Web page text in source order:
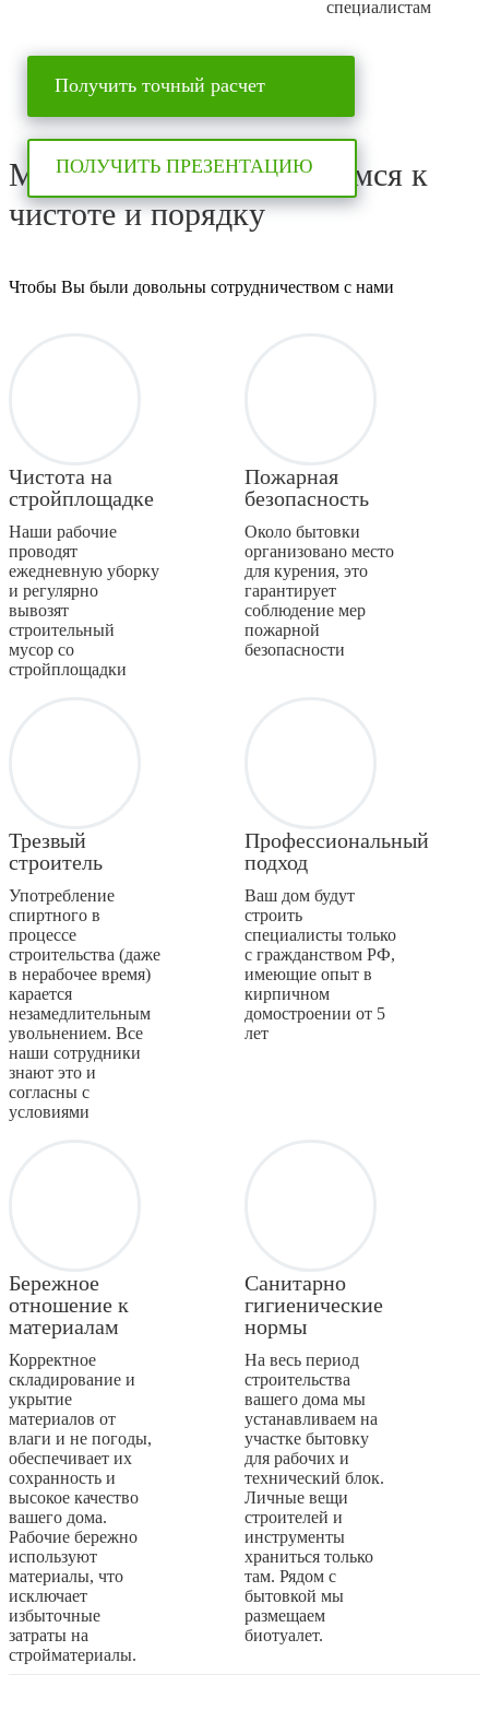
специалистам
Получить точный расчет
ПОЛУЧИТЬ ПРЕЗЕНТАЦИЮ
Мы с вниманием относимся к
чистоте и порядку
Чтобы Вы были довольны сотрудничеством с нами
Чистота на
стройплощадке
Наши рабочие
проводят
ежедневную уборку
и регулярно
вывозят
строительный
мусор со
стройплощадки
Пожарная
безопасность
Около бытовки
организовано место
для курения, это
гарантирует
соблюдение мер
пожарной
безопасности
Трезвый
строитель
Употребление
спиртного в
процессе
строительства (даже
в нерабочее время)
карается
незамедлительным
увольнением. Все
наши сотрудники
знают это и
согласны с
условиями
Профессиональный
подход
Ваш дом будут
строить
специалисты только
с гражданством РФ,
имеющие опыт в
кирпичном
домостроении от 5
лет
Бережное
отношение к
материалам
Корректное
складирование и
укрытие
материалов от
влаги и не погоды,
обеспечивает их
сохранность и
высокое качество
вашего дома.
Рабочие бережно
используют
материалы, что
исключает
избыточные
затраты на
стройматериалы.
Санитарно
гигиенические
нормы
На весь период
строительства
вашего дома мы
устанавливаем на
участке бытовку
для рабочих и
технический блок.
Личные вещи
строителей и
инструменты
храниться только
там. Рядом с
бытовкой мы
размещаем
биотуалет.